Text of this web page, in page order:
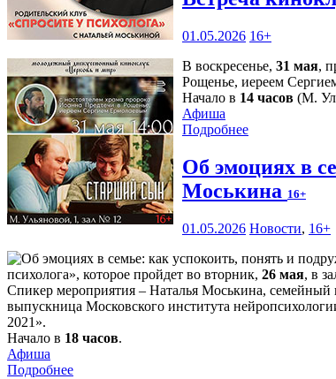
01.05.2026 16+
В воскресенье, 31 мая,
Рощенье, иереем
Начало в 14 часов (М.
Афиша
Подробнее
Об эмоциях в
Моськина 16+
01.05.2026 Новости, 16+
психолога», которое пройдет во вторник, 26 мая, в
Спикер мероприятия – Наталья Моськина, семейный
выпускница Московского института
2021».
Начало в 18 часов.
Афиша
Подробнее